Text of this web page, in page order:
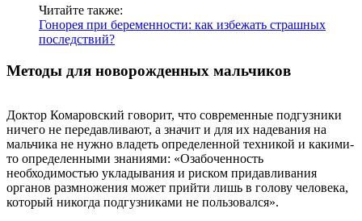
Читайте также:
Гонорея при беременности: как избежать страшных
последствий?
Методы для новорожденных мальчиков
Доктор Комаровский говорит, что современные подгузники
ничего не передавливают, а значит и для их надевания на
мальчика не нужно владеть определенной техникой и какими-
то определенными знаниями: «Озабоченность
необходимостью укладывания и риском придавливания
органов размножения может прийти лишь в голову человека,
который никогда подгузниками не пользовался».